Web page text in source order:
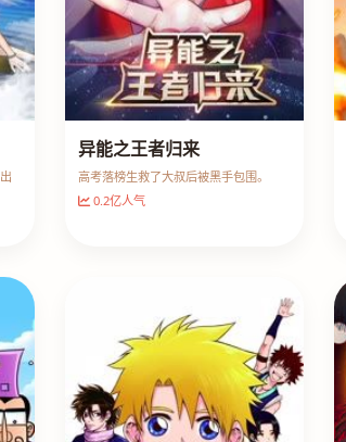
异能之王者归来
高考落榜生救了大叔后被黑手包围。
0.2亿人气